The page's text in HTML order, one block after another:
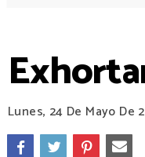
Lunes, 24 De Mayo De